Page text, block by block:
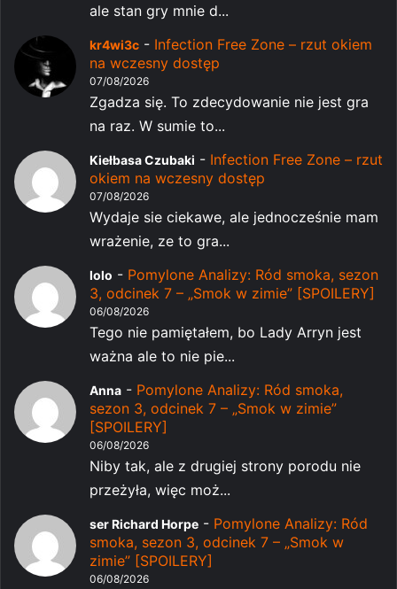
ale stan gry mnie d...
kr4wi3c - Infection Free Zone – rzut okiem
na wczesny dostęp
07/08/2026
Zgadza się. To zdecydowanie nie jest gra
na raz. W sumie to...
Kiełbasa Czubaki - Infection Free Zone – rzut
okiem na wczesny dostęp
07/08/2026
Wydaje sie ciekawe, ale jednocześnie mam
wrażenie, ze to gra...
lolo - Pomylone Analizy: Ród smoka, sezon
3, odcinek 7 – „Smok w zimie” [SPOILERY]
06/08/2026
Tego nie pamiętałem, bo Lady Arryn jest
ważna ale to nie pie...
Anna - Pomylone Analizy: Ród smoka,
sezon 3, odcinek 7 – „Smok w zimie”
[SPOILERY]
06/08/2026
Niby tak, ale z drugiej strony porodu nie
przeżyła, więc moż...
ser Richard Horpe - Pomylone Analizy: Ród
smoka, sezon 3, odcinek 7 – „Smok w
zimie” [SPOILERY]
06/08/2026